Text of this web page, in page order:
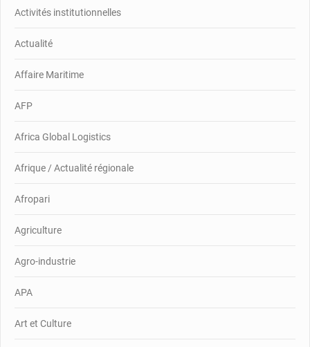
Activités institutionnelles
Actualité
Affaire Maritime
AFP
Africa Global Logistics
Afrique / Actualité régionale
Afropari
Agriculture
Agro-industrie
APA
Art et Culture